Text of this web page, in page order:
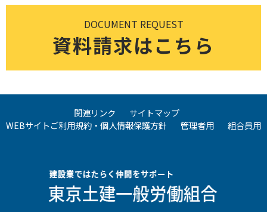
DOCUMENT REQUEST
資料請求はこちら
関連リンク
サイトマップ
WEBサイトご利用規約・個人情報保護方針
管理者用 組合員用